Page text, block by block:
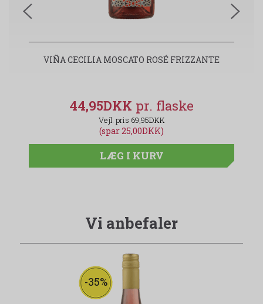
VIÑA CECILIA MOSCATO ROSÉ FRIZZANTE
44,95DKK
69,95DKK
(spar 25,00DKK)
LÆG I KURV
Vi anbefaler
-35%